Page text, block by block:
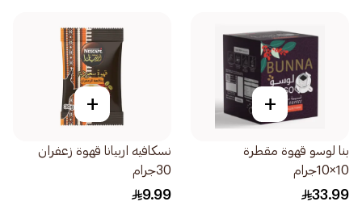
+
بنا لوسو قهوة مقطرة
10×10جرام
33.99
+
نسكافيه اربيانا قهوة زعفران
30جرام
9.99